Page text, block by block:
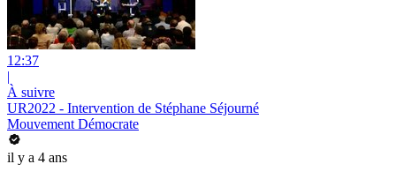
12:37
|
À suivre
UR2022 - Intervention de Stéphane Séjourné
Mouvement Démocrate
il y a 4 ans